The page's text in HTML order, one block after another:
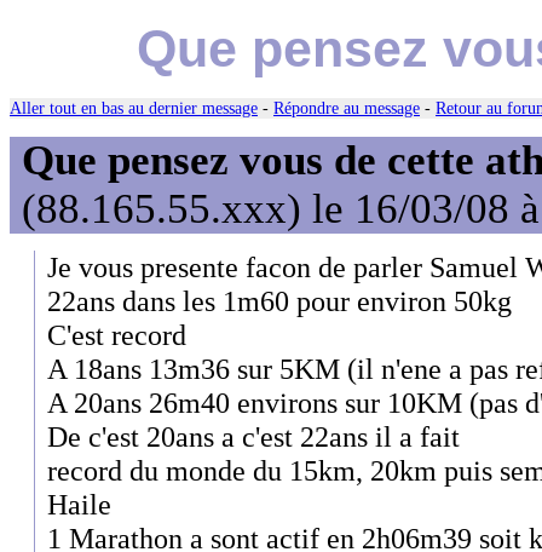
Que pensez
Aller tout en bas au dernier message - Répondre au message - Retour au
Que pensez vous de cette
(88.165.55.xxx) le 16/03/08
Je vous presente facon de parler Samuel
22ans dans les 1m60 pour environ 50kg
C'est record
A 18ans 13m36 sur 5KM (il n'ene a pas
A 20ans 26m40 environs sur 10KM (pas
De c'est 20ans a c'est 22ans il a fait
record du monde du 15km, 20km puis
Haile
1 Marathon a sont actif en 2h06m39 soit